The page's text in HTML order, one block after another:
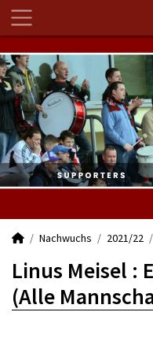
Nachwuchs 2021/22
Linus Meisel :
(Alle